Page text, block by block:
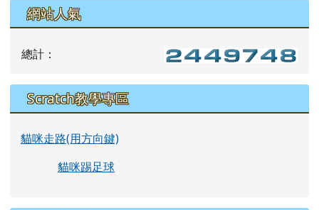
網站人氣
總計：
Scratch教學專區
貓咪走路(用方向鍵)
貓咪踢足球